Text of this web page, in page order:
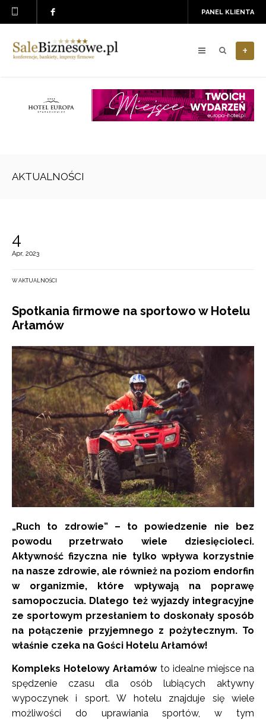
PANEL KLIENTA
+
AKTUALNOŚCI
4
Apr, 2023
W AKTUALNOŚCI
Spotkania firmowe na sportowo w Hotelu
Arłamów
„Ruch to zdrowie” – to powiedzenie nie bez
powodu przetrwało wiele dziesięcioleci.
Aktywność fizyczna nie tylko wpływa korzystnie
na nasze zdrowie, ale również na poziom endorfin
w organizmie, które wpływają na poprawę
samopoczucia. Dlatego też wyjazdy integracyjne
ze sportowym przesłaniem to doskonały sposób
na połączenie przyjemnego z pożytecznym. To
właśnie czeka na Gości Hotelu Arłamów!
Kompleks Hotelowy Arłamówto idealne miejsce na
spędzenie czasu dla osób lubiących aktywny
wypoczynek i sport. W hotelu znajduje się wiele
możliwości do uprawiania sportów, w tym